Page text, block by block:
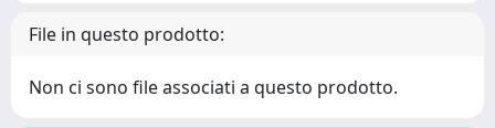
File in questo prodotto:
Non ci sono file associati a questo prodotto.